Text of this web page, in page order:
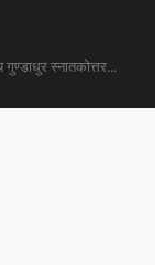
स्नातकोत्तर...